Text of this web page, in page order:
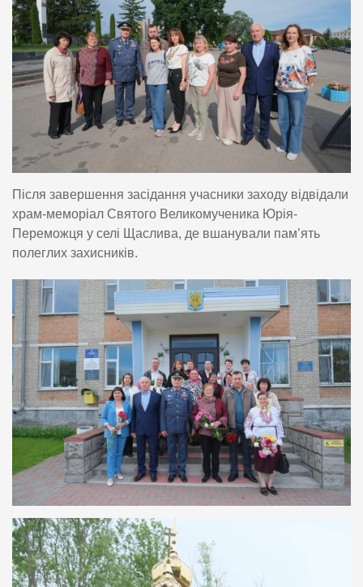
Після завершення засідання учасники заходу відвідали
храм-меморіал Святого Великомученика Юрія-
Переможця у селі Щаслива, де вшанували пам’ять
полеглих захисників.